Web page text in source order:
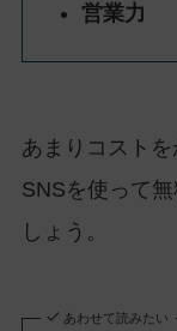
営業力
あまりコスト
SNSを使って
しょう。
あわせて読みたい